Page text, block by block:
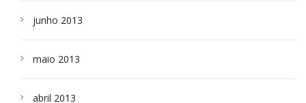
junho 2013
maio 2013
abril 2013